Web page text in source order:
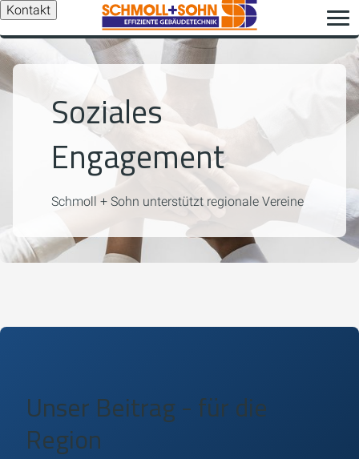
Kontakt
Soziales
Engagement
Schmoll + Sohn unterstützt regionale Vereine
Unser Beitrag - für die
Region